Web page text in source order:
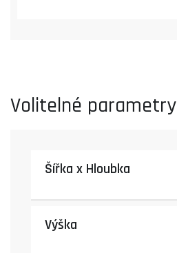
Volitelné parametry
Šířka x Hloubka
Výška